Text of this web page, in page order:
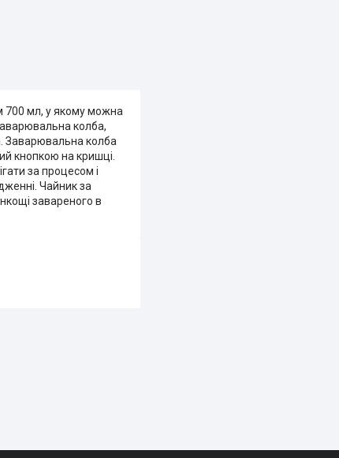
700 мл, у якому можна
колба,
Заварювальна колба
кнопкою на кришці.
за процесом і
Чайник за
завареного в